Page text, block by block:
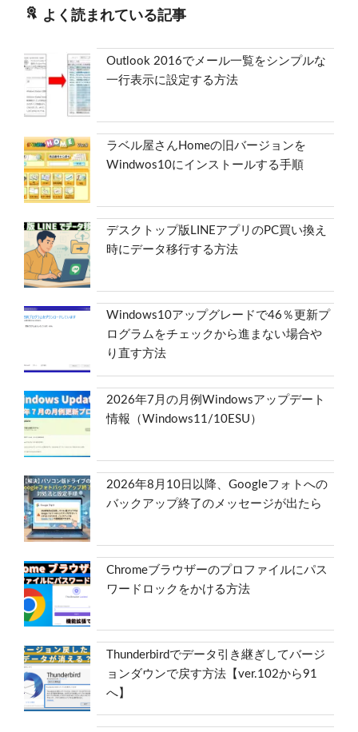
よく読まれている記事
Outlook 2016でメール一覧をシンプルな
一行表示に設定する方法
ラベル屋さんHomeの旧バージョンを
Windwos10にインストールする手順
デスクトップ版LINEアプリのPC買い換え
時にデータ移行する方法
Windows10アップグレードで46％更新プ
ログラムをチェックから進まない場合や
り直す方法
2026年7月の月例Windowsアップデート
情報（Windows11/10ESU）
2026年8月10日以降、Googleフォトへの
バックアップ終了のメッセージが出たら
Chromeブラウザーのプロファイルにパス
ワードロックをかける方法
Thunderbirdでデータ引き継ぎしてバージ
ョンダウンで戻す方法【ver.102から91
へ】